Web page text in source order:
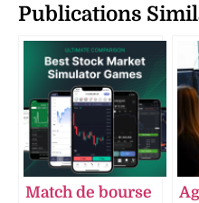
Publications
Match de bourse